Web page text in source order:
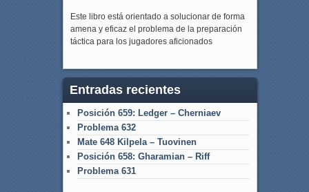
Este libro está orientado a solucionar de forma
amena y eficaz el problema de la preparación
táctica para los jugadores aficionados
Entradas recientes
Posición 659: Ledger – Cherniaev
Problema 632
Mate 648 Kilpela – Tuovinen
Posición 658: Gharamian – Riff
Problema 631